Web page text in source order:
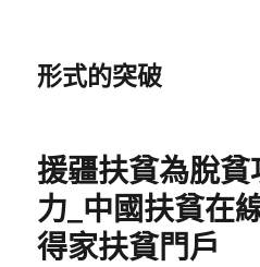
形式的突破
援疆扶貧為脫
力_中國扶貧在
得家扶貧門戶